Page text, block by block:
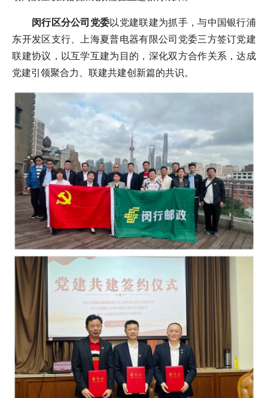
闵行区分公司 党委以党建联建为抓手，与中国银行浦
东开发区支行、上海夏普电器有限公司党委三方签订党建
联建协议，以互学互建为目的，深化双方合作关系，达成
党建引领聚合力、联建共建创新篇的共识。